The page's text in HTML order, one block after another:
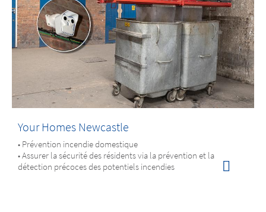
Your Homes Newcastle
• Prévention incendie domestique
• Assurer la sécurité des résidents via la prévention et la
détection précoces des potentiels incendies